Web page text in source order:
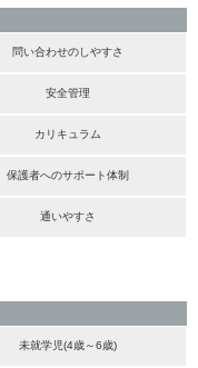
問い合わせのしやすさ
安全管理
カリキュラム
保護者へのサポート体制
通いやすさ
未就学児(4歳～6歳)